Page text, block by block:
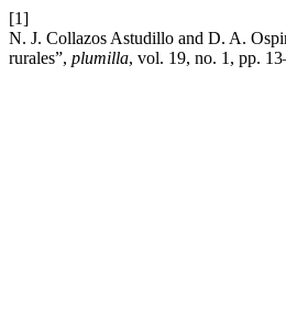
[1]
N. J. Collazos Astudillo and D. A.
rurales”, plumilla, vol. 19, no. 1, pp.